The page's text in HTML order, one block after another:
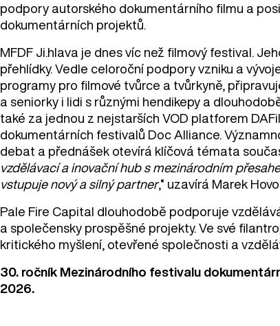
podpory autorského dokumentárního filmu a
dokumentárních projektů.
MFDF Ji.hlava je dnes víc než filmový festival.
přehlídky. Vedle celoroční podpory vzniku a
programy pro filmové tvůrce a tvůrkyně,
a seniorky i lidi s různými hendikepy a
také za jednou z nejstarších VOD platforem
dokumentárních festivalů Doc Alliance.
debat a přednášek otevírá klíčová témata
vzdělávací a inovační hub s mezinárodním
vstupuje nový a silný partner,“ uzavírá Marek
Pale Fire Capital dlouhodobě podporuje
a společensky prospěšné projekty. Ve své
kritického myšlení, otevřené společnosti a
30. ročník Mezinárodního festivalu
2026.